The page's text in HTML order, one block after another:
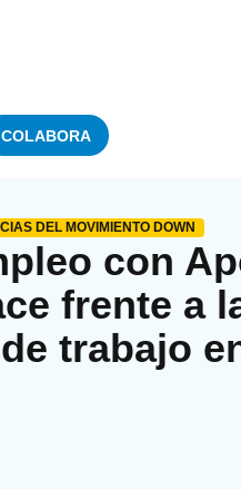
COLABORA
DEL MOVIMIENTO DOWN
con
frente a
trabajo